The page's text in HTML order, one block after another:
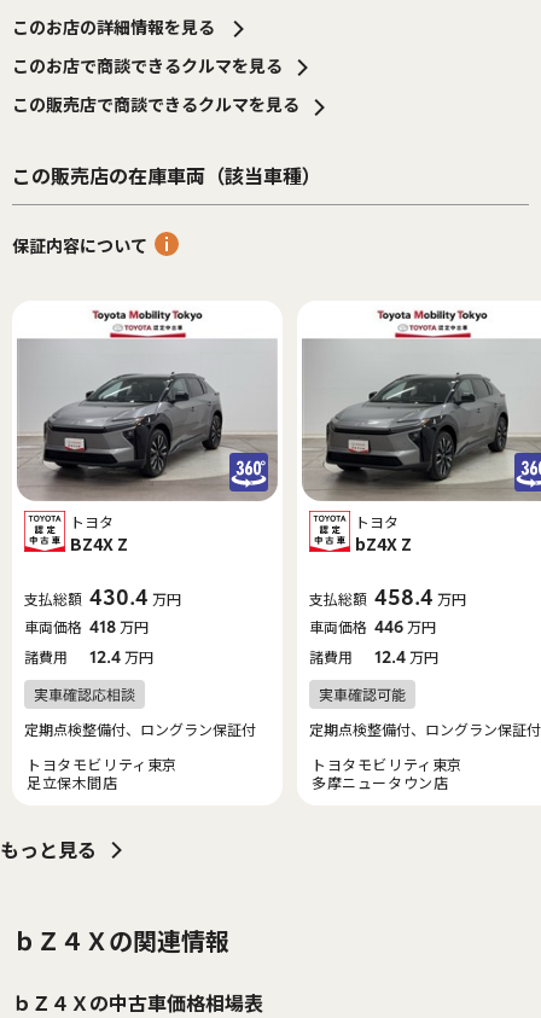
このお店の詳細情報を見る
このお店で商談できるクルマを見る
この販売店で商談できるクルマを見る
この販売店の在庫車両（該当車種）
保証内容について
トヨタ
BZ4X Z
支払総額 430.4 万円
車両価格 418万円
諸費用
12.4万円
定期点検整備付、ロングラン保証付
トヨタモビリティ東京
足立保木間店
トヨタ
bZ4X Z
支払総額 458.4 万円
車両価格 446万円
諸費用
12.4万円
定期点検整備付、ロングラン保証付
トヨタモビリティ東京
多摩ニュータウン店
もっと見る
ｂＺ４Ｘの関連情報
ｂＺ４Ｘの中古車価格相場表